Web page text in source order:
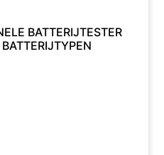
BATTERIJTESTER